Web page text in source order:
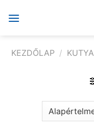
KEZDŐLAP / KUTYA